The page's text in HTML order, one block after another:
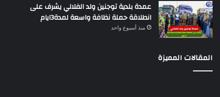
عمدة بلدية توجنين ولد الفلالي يشرف على
انطلاقة حملة نظافة واسعة لمدة3ايام
منذ أسبوع واحد
المقالات المميزة